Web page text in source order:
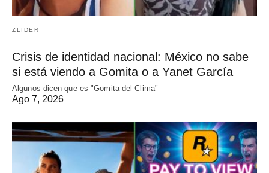
ZLIDER
Crisis de identidad nacional: México no sabe
si está viendo a Gomita o a Yanet García
Algunos dicen que es "Gomita del Clima"
Ago 7, 2026